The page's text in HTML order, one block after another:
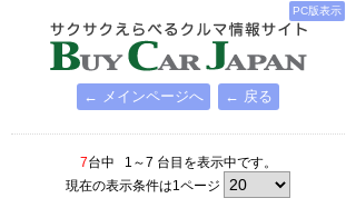
PC版表示
← メインページへ ← 戻る
7台中 1～7 台目を表示中です。
現在の表示条件は1ページ